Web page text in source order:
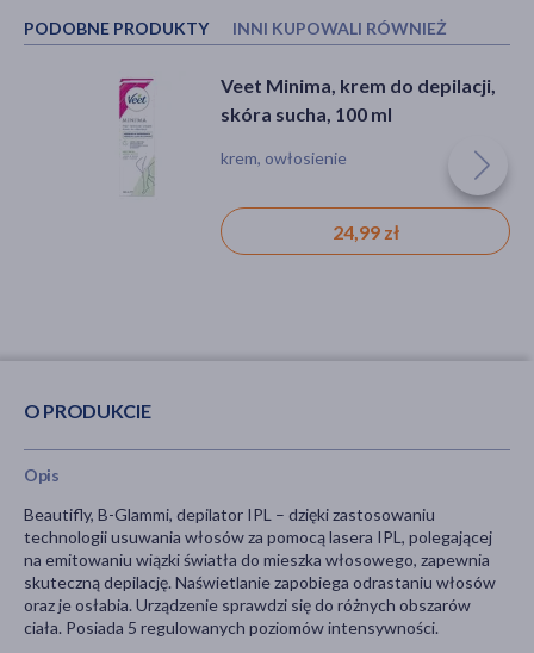
PODOBNE PRODUKTY INNI KUPOWALI RÓWNIEŻ
Veet Minima, krem do depilacji,
skóra sucha, 100 ml
krem, owłosienie
24,99 zł
Bielenda Vanity Pro Express,
krem do depilacji pink aloe, 75 ml
krem, owłosienie
10,69 zł
O PRODUKCIE
Opis
Beautifly, B-Glammi, depilator IPL – dzięki zastosowaniu
technologii usuwania włosów za pomocą lasera IPL, polegającej
na emitowaniu wiązki światła do mieszka włosowego, zapewnia
skuteczną depilację. Naświetlanie zapobiega odrastaniu włosów
oraz je osłabia. Urządzenie sprawdzi się do różnych obszarów
ciała. Posiada 5 regulowanych poziomów intensywności.